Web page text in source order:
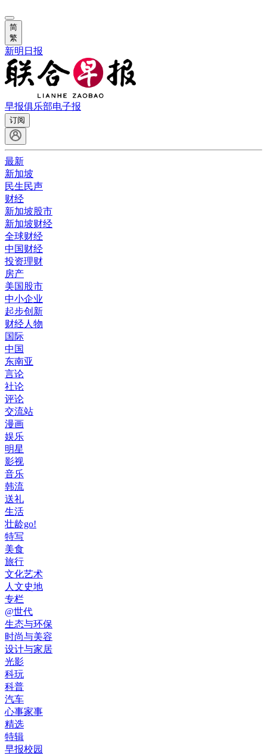
简
繁
新明日报
早报俱乐部电子报
订阅
最新
新加坡
民生民声
财经
新加坡股市
新加坡财经
全球财经
中国财经
投资理财
房产
美国股市
中小企业
起步创新
财经人物
国际
中国
东南亚
言论
社论
评论
交流站
漫画
娱乐
明星
影视
音乐
韩流
送礼
生活
壮龄go!
特写
美食
旅行
文化艺术
人文史地
专栏
@世代
生态与环保
时尚与美容
设计与家居
光影
科玩
科普
汽车
心事家事
精选
特辑
早报校园